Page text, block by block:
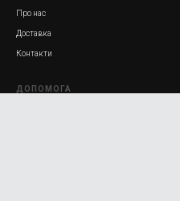
Про нас
Доставка
Контакти
ДОПОМОГА